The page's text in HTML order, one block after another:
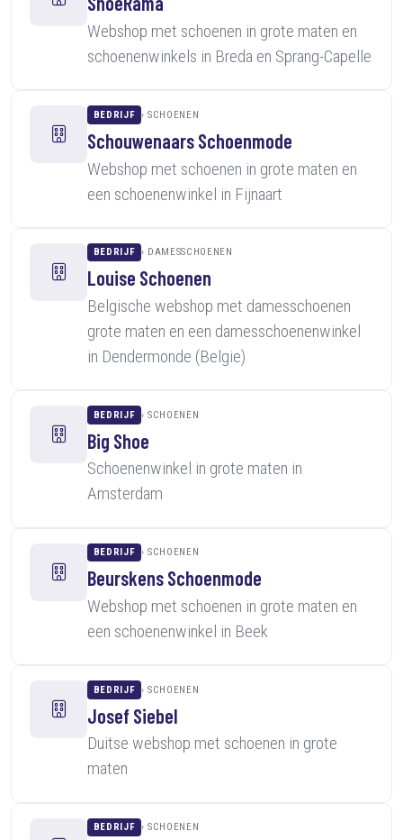
Webshop met schoenen in grote maten en
schoenenwinkels in Breda en Sprang-Capelle
BEDRIJF SCHOENEN
Schouwenaars Schoenmode
Webshop met schoenen in grote maten en
een schoenenwinkel in Fijnaart
BEDRIJF DAMESSCHOENEN
Louise Schoenen
Belgische webshop met damesschoenen
grote maten en een damesschoenenwinkel
in Dendermonde (Belgie)
BEDRIJF SCHOENEN
Big Shoe
Schoenenwinkel in grote maten in
Amsterdam
BEDRIJF SCHOENEN
Beurskens Schoenmode
Webshop met schoenen in grote maten en
een schoenenwinkel in Beek
BEDRIJF SCHOENEN
Josef Siebel
Duitse webshop met schoenen in grote
maten
BEDRIJF SCHOENEN